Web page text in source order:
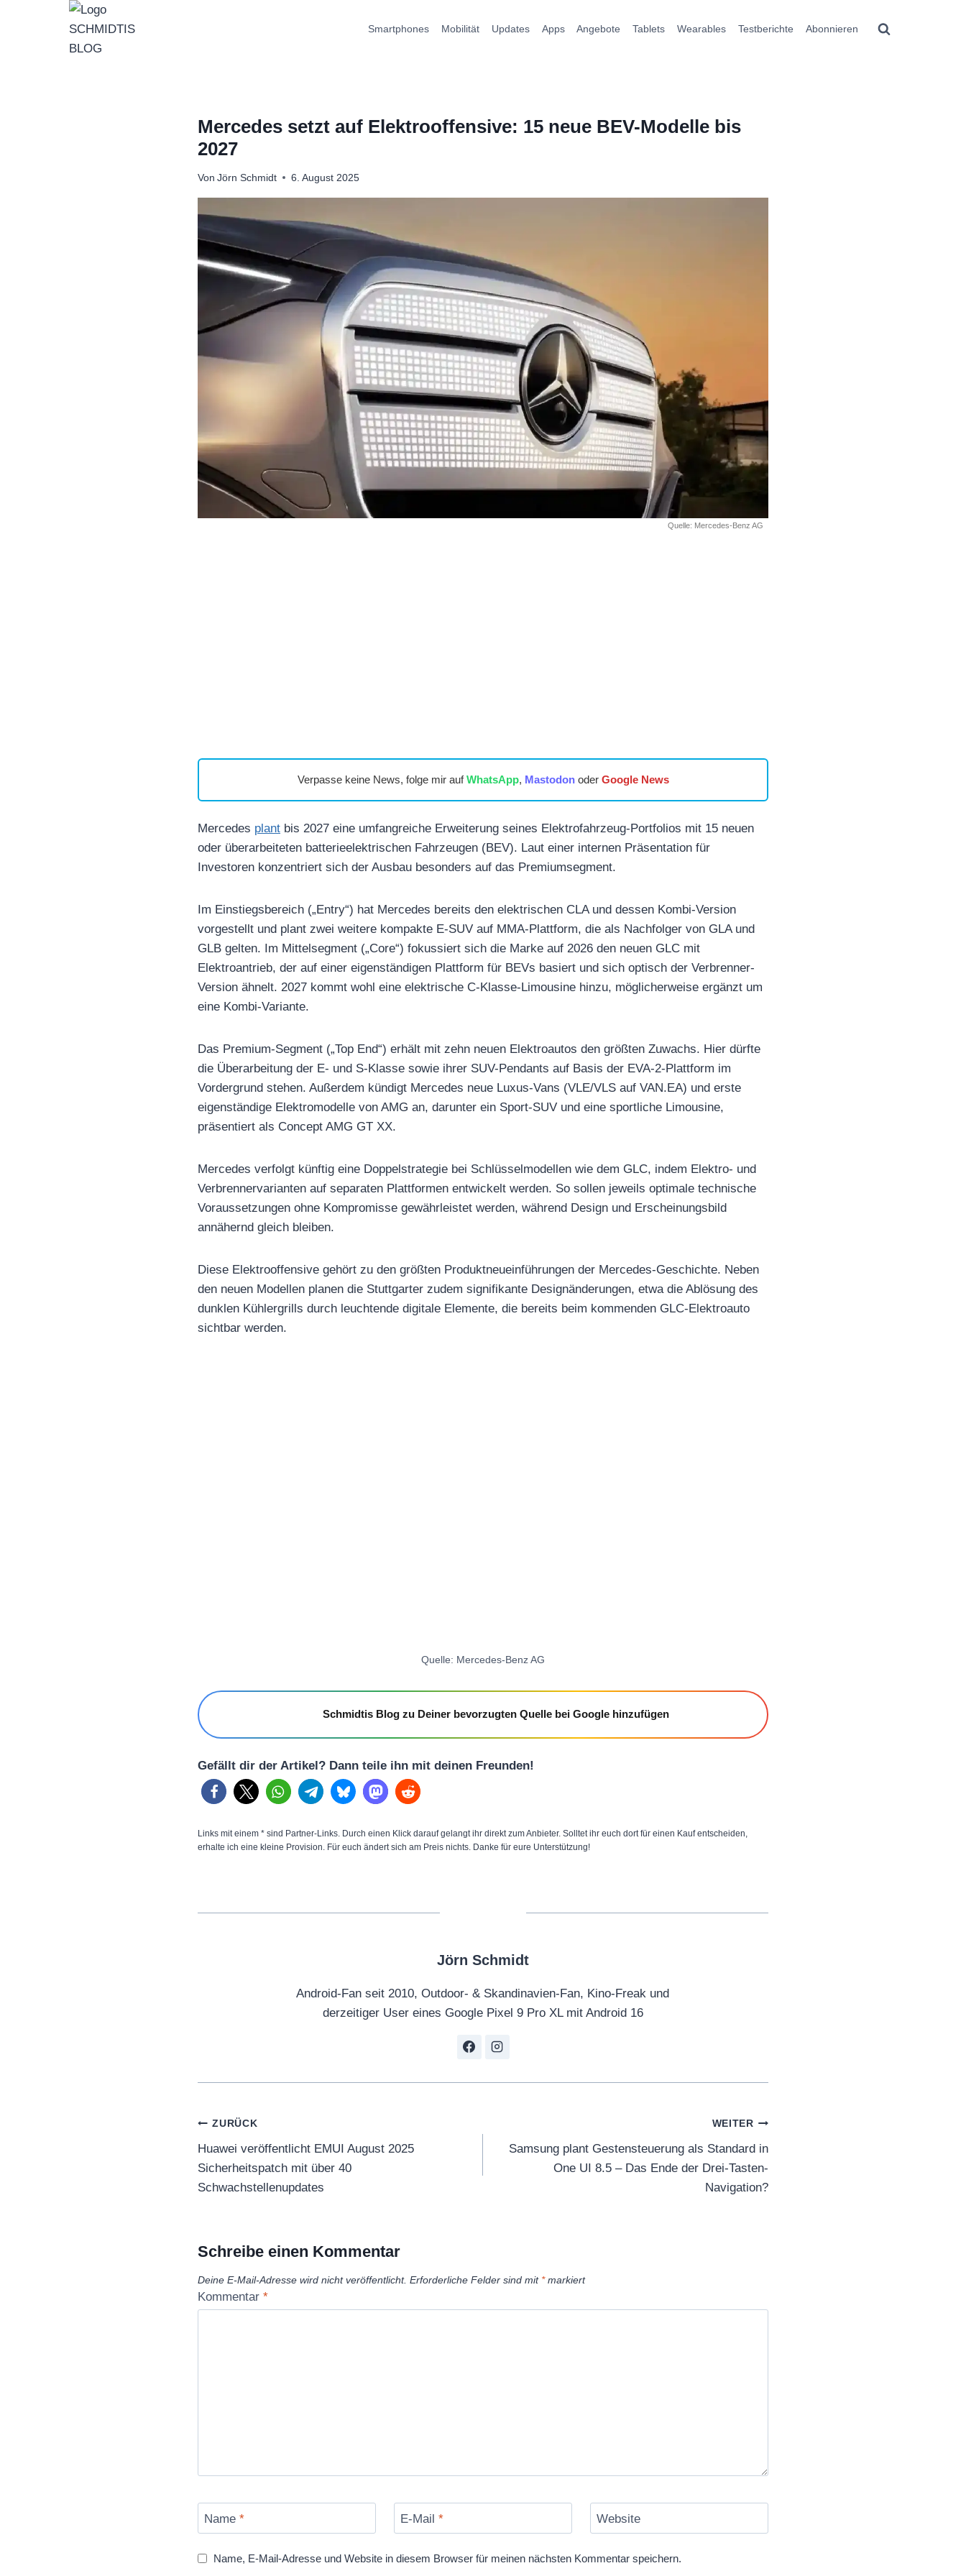
Smartphones Mobilität Updates Apps Angebote Tablets Wearables Testberichte Abonnieren
Mercedes setzt auf Elektrooffensive: 15 neue BEV-Modelle bis
2027
Von Jörn Schmidt 6. August 2025
Quelle: Mercedes-Benz AG
Verpasse keine News, folge mir aufWhatsApp, Mastodonoder Google News
Mercedes plant bis 2027 eine umfangreiche Erweiterung seines Elektrofahrzeug-Portfolios mit 15 neuen
oder überarbeiteten batterieelektrischen Fahrzeugen (BEV). Laut einer internen Präsentation für
Investoren konzentriert sich der Ausbau besonders auf das Premiumsegment.
Im Einstiegsbereich („Entry“) hat Mercedes bereits den elektrischen CLA und dessen Kombi-Version
vorgestellt und plant zwei weitere kompakte E-SUV auf MMA-Plattform, die als Nachfolger von GLA und
GLB gelten. Im Mittelsegment („Core“) fokussiert sich die Marke auf 2026 den neuen GLC mit
Elektroantrieb, der auf einer eigenständigen Plattform für BEVs basiert und sich optisch der Verbrenner-
Version ähnelt. 2027 kommt wohl eine elektrische C-Klasse-Limousine hinzu, möglicherweise ergänzt um
eine Kombi-Variante.
Das Premium-Segment („Top End“) erhält mit zehn neuen Elektroautos den größten Zuwachs. Hier dürfte
die Überarbeitung der E- und S-Klasse sowie ihrer SUV-Pendants auf Basis der EVA-2-Plattform im
Vordergrund stehen. Außerdem kündigt Mercedes neue Luxus-Vans (VLE/VLS auf VAN.EA) und erste
eigenständige Elektromodelle von AMG an, darunter ein Sport-SUV und eine sportliche Limousine,
präsentiert als Concept AMG GT XX.
Mercedes verfolgt künftig eine Doppelstrategie bei Schlüsselmodellen wie dem GLC, indem Elektro- und
Verbrennervarianten auf separaten Plattformen entwickelt werden. So sollen jeweils optimale technische
Voraussetzungen ohne Kompromisse gewährleistet werden, während Design und Erscheinungsbild
annähernd gleich bleiben.
Diese Elektrooffensive gehört zu den größten Produktneueinführungen der Mercedes-Geschichte. Neben
den neuen Modellen planen die Stuttgarter zudem signifikante Designänderungen, etwa die Ablösung des
dunklen Kühlergrills durch leuchtende digitale Elemente, die bereits beim kommenden GLC-Elektroauto
sichtbar werden.
Quelle: Mercedes-Benz AG
Schmidtis Blog zu Deiner bevorzugten Quelle bei Google hinzufügen
Gefällt dir der Artikel? Dann teile ihn mit deinen Freunden!
Links mit einem * sind Partner-Links. Durch einen Klick darauf gelangt ihr direkt zum Anbieter. Solltet ihr euch dort für einen Kauf entscheiden,
erhalte ich eine kleine Provision. Für euch ändert sich am Preis nichts. Danke für eure Unterstützung!
Jörn Schmidt
Android-Fan seit 2010, Outdoor- & Skandinavien-Fan, Kino-Freak und
derzeitiger User eines Google Pixel 9 Pro XL mit Android 16
Beitragsnavigation
ZURÜCK
Huawei veröffentlicht EMUI August 2025
Sicherheitspatch mit über 40
Schwachstellenupdates
WEITER
Samsung plant Gestensteuerung als Standard in
One UI 8.5 – Das Ende der Drei-Tasten-
Navigation?
Schreibe einen Kommentar
Deine E-Mail-Adresse wird nicht veröffentlicht. Erforderliche Felder sind mit *markiert
Kommentar *
Name * E-Mail * Website
Name, E-Mail-Adresse und Website in diesem Browser für meinen nächsten Kommentar speichern.